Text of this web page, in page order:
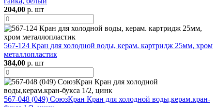
204,00 р. шт
567-124 Кран для холодной воды, керам. картридж 25мм, хром
металлопластик
384,00 р. шт
567-048 (049) СоюзКран Кран для холодной воды,керам.кран-